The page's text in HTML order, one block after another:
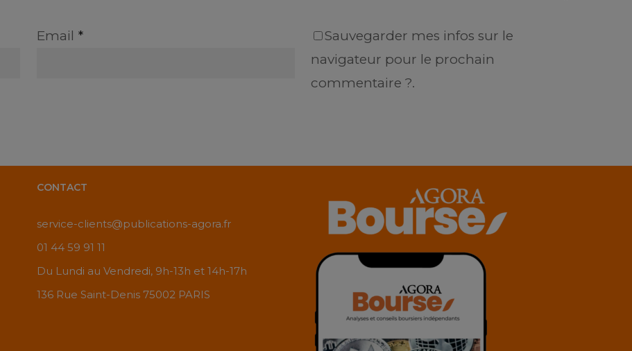
Email *
Sauvegarder mes infos sur le
navigateur pour le prochain
commentaire ?.
CONTACT
service-clients@publications-agora.fr
01 44 59 91 11
Du Lundi au Vendredi, 9h-13h et 14h-17h
136 Rue Saint-Denis 75002 PARIS